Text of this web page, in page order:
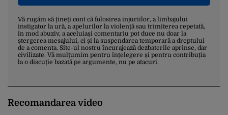
Vă rugăm să țineți cont că folosirea injuriilor, a limbajului
instigator la ură, a apelurilor la violență sau trimiterea repetată,
în mod abuziv, a aceluiași comentariu pot duce nu doar la
ștergerea mesajului, ci și la suspendarea temporară a dreptului
de a comenta. Site-ul nostru încurajează dezbaterile aprinse, dar
civilizate. Vă mulțumim pentru înțelegere și pentru contribuția
la o discuție bazată pe argumente, nu pe atacuri.
Recomandarea video